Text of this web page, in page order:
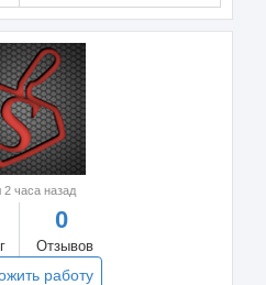
2 часа назад
0
Отзывов
работу